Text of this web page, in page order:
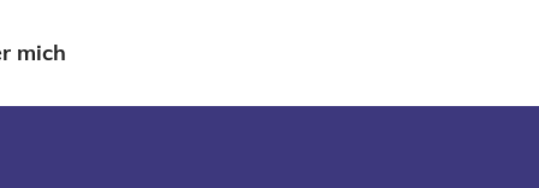
mich